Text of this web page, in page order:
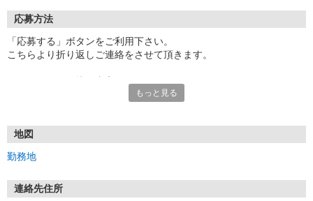
応募方法
「応募する」ボタンをご利用下さい。
こちらより折り返しご連絡をさせて頂きます。
い。
※お電話でのご応募もお待ちしております。
い。
もっと見る
地図
勤務地
連絡先住所